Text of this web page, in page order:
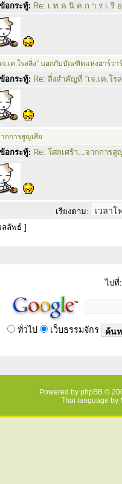
อกระทู้: Re: เ ท ค นิ ค ก า ร เ รี
จ.เค.โรลลิ่ง” บอกกับบัณฑิตแห่งฮาร์วา
อกระทู้: Re: สิ่งสำคัญที่ “เจ.เค.โ
กการสูญเสีย
อกระทู้: Re: โศกเศร้า...จากการสู
เรียงตาม:
ลลัพธ์ ]
ไปที่:
ทั่วไป เว็บธรรมจักร
Powered by phpBB ©
Thai language by